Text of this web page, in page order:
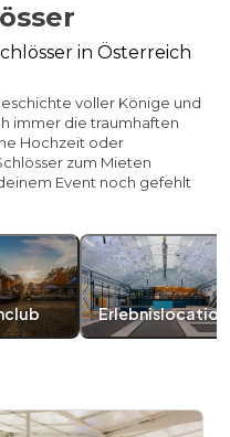
in Österreich
voller Könige und
immer die traumhaften
Hochzeit oder
zum Mieten
Event noch gefehlt
Erlebnislocation